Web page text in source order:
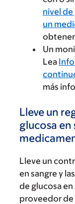
nivel de
un
Un
Lea
más
Lleve un
glucosa en
Lleve un
en sangre y
de glucosa en
proveedor de